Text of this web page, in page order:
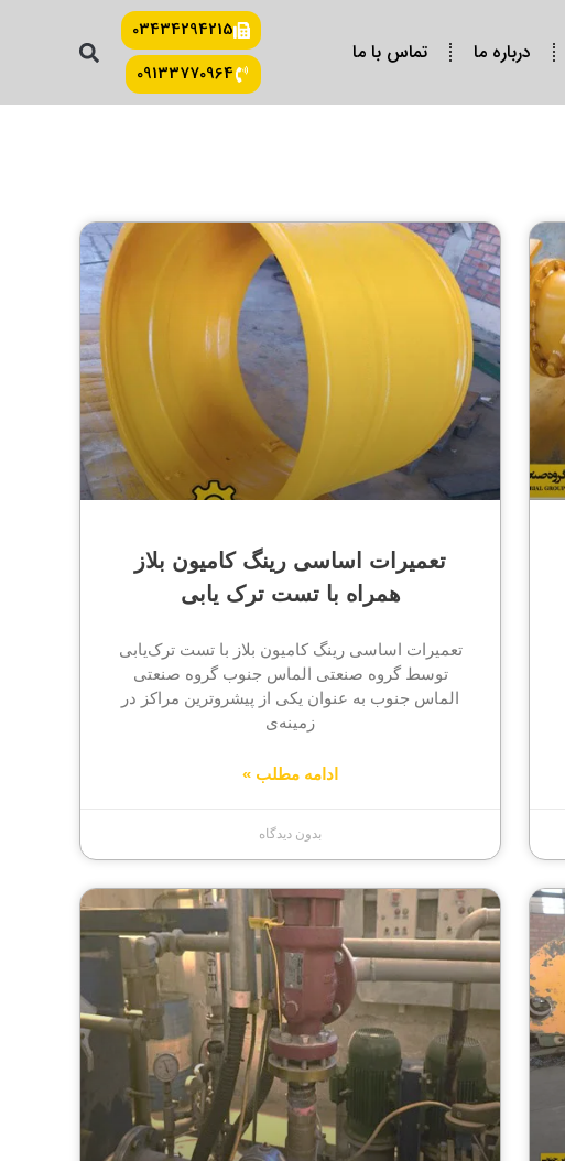
درباره ما تماس با ما
03434294215
09133770964
تعمیرات اساسی رینگ کامیون بلاز
همراه با تست ترک یابی
تعمیرات اساسی رینگ کامیون بلاز با تست ترک‌یابی
توسط گروه صنعتی الماس جنوب گروه صنعتی
الماس جنوب به عنوان یکی از پیشروترین مراکز در
زمینه‌ی
ادامه مطلب »
بدون دیدگاه